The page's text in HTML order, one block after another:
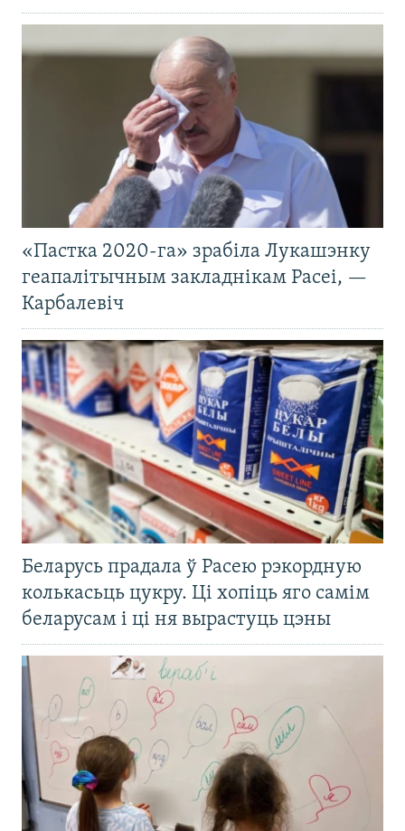
«Пастка 2020-га» зрабіла Лукашэнку
геапалітычным закладнікам Расеі, —
Карбалевіч
Беларусь прадала ў Расею рэкордную
колькасьць цукру. Ці хопіць яго самім
беларусам і ці ня вырастуць цэны